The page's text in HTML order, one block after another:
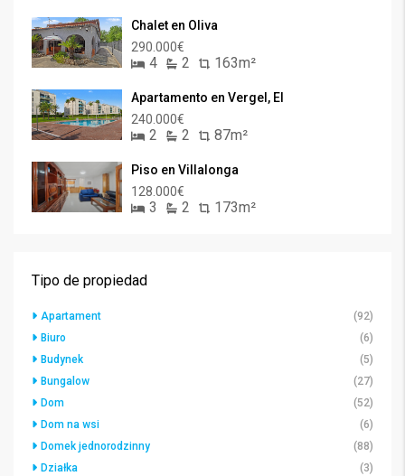
Chalet en Oliva
290.000€
4 2 163m²
Apartamento en Vergel, El
240.000€
2 2 87m²
Piso en Villalonga
128.000€
3 2 173m²
Tipo de propiedad
Apartament
(92)
Biuro
(6)
Budynek
(5)
Bungalow
(27)
Dom
(52)
Dom na wsi
(6)
Domek jednorodzinny
(88)
Działka
(3)